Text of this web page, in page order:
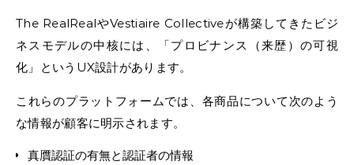
The RealRealやVestiaire Collectiveが構築してきたビジ
ネスモデルの中核には、「プロビナンス（来歴）の可視
化」というUX設計があります。
これらのプラットフォームでは、各商品について次のよう
な情報が顧客に明示されます。
真贋認証の有無と認証者の情報